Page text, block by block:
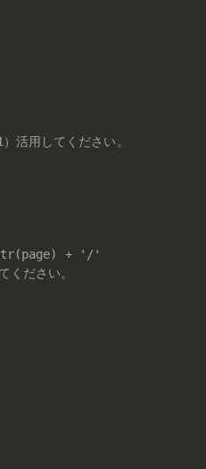
活用してください。
+ '/'
ださい。